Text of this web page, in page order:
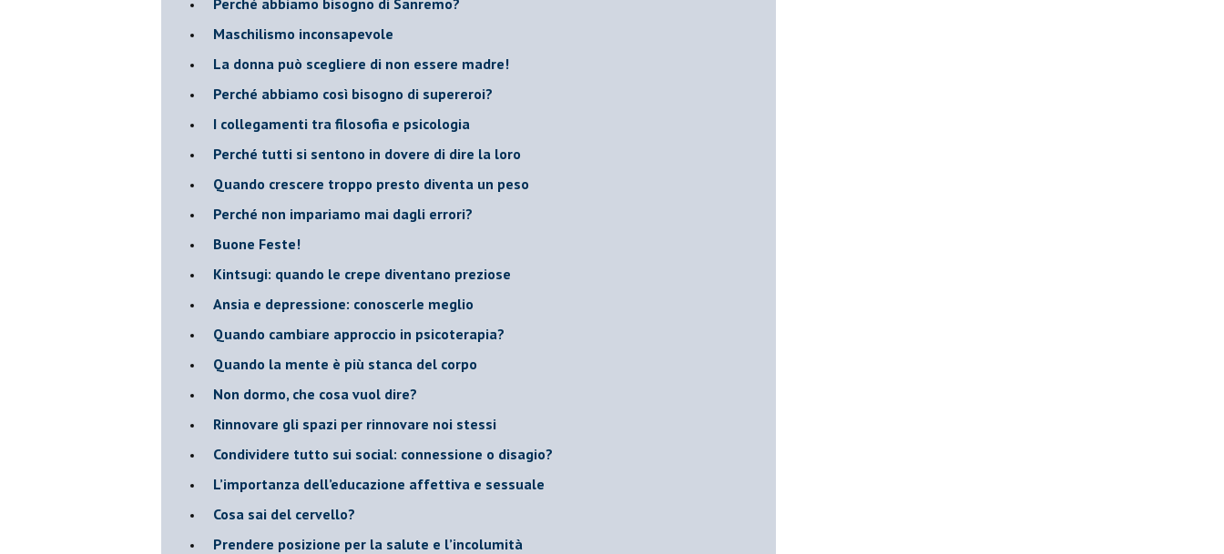
​Maschilismo inconsapevole
​La donna può scegliere di non essere madre!
​Perché abbiamo così bisogno di supereroi?
​I collegamenti tra filosofia e psicologia
​Perché tutti si sentono in dovere di dire la loro
​Quando crescere troppo presto diventa un peso
​Perché non impariamo mai dagli errori?
​Buone Feste!
​Kintsugi: quando le crepe diventano preziose
Ansia e depressione: conoscerle meglio
Quando cambiare approccio in psicoterapia?
​Quando la mente è più stanca del corpo
Non dormo, che cosa vuol dire?
​Rinnovare gli spazi per rinnovare noi stessi
​Condividere tutto sui social: connessione o disagio?
​L’importanza dell’educazione affettiva e sessuale
​Cosa sai del cervello?
Prendere posizione per la salute e l’incolumità